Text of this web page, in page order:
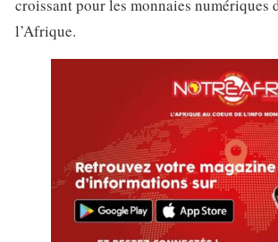
croissant pour les monnaies numériques
l’Afrique.